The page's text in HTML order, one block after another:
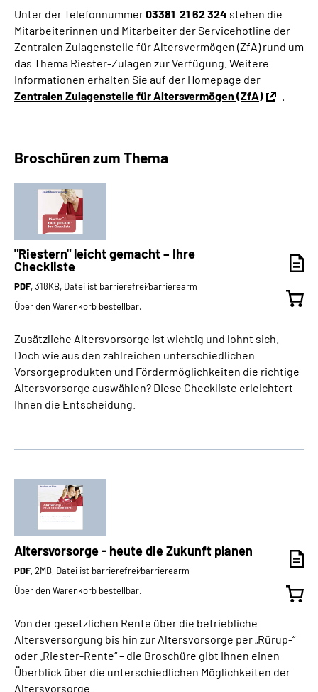
Unter der Telefonnummer03381 21 62 324 stehen die
Mitarbeiterinnen und Mitarbeiter der Servicehotline der
Zentralen Zulagenstelle für Altersvermögen (ZfA) rund um
das Thema Riester-Zulagen zur Verfügung. Weitere
Informationen erhalten Sie auf der Homepage der
Zentralen Zulagenstelle für Altersvermögen (ZfA)
Broschüren zum Thema
"Riestern" leicht gemacht – Ihre
Checkliste
PDF, 318KB, Datei ist barrierefrei⁄barrierearm
Über den Warenkorb bestellbar.
Zusätzliche Altersvorsorge ist wichtig und lohnt sich.
Doch wie aus den zahlreichen unterschiedlichen
Vorsorgeprodukten und Fördermöglichkeiten die richtige
Altersvorsorge auswählen? Diese Checkliste erleichtert
Ihnen die Entscheidung.
Altersvorsorge - heute die Zukunft planen
PDF, 2MB, Datei ist barrierefrei⁄barrierearm
Über den Warenkorb bestellbar.
Von der gesetzlichen Rente über die betriebliche
Altersversorgung bis hin zur Altersvorsorge per „Rürup-“
oder „Riester-Rente“ – die Broschüre gibt Ihnen einen
Überblick über die unterschiedlichen Möglichkeiten der
Altersvorsorge.